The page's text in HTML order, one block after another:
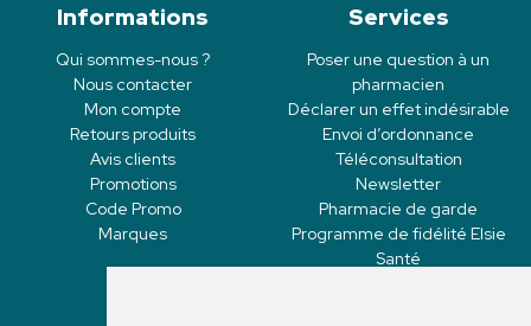
Informations
Qui sommes-nous ?
Nous contacter
Mon compte
Retours produits
Avis clients
Promotions
Code Promo
Marques
Services
Poser une question à un
pharmacien
Déclarer un effet indésirable
Envoi d’ordonnance
Téléconsultation
Newsletter
Pharmacie de garde
Programme de fidélité Elsie
Santé